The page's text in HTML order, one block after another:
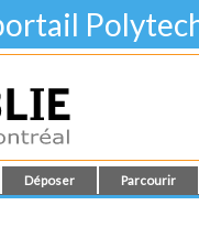
Déposer Parcourir